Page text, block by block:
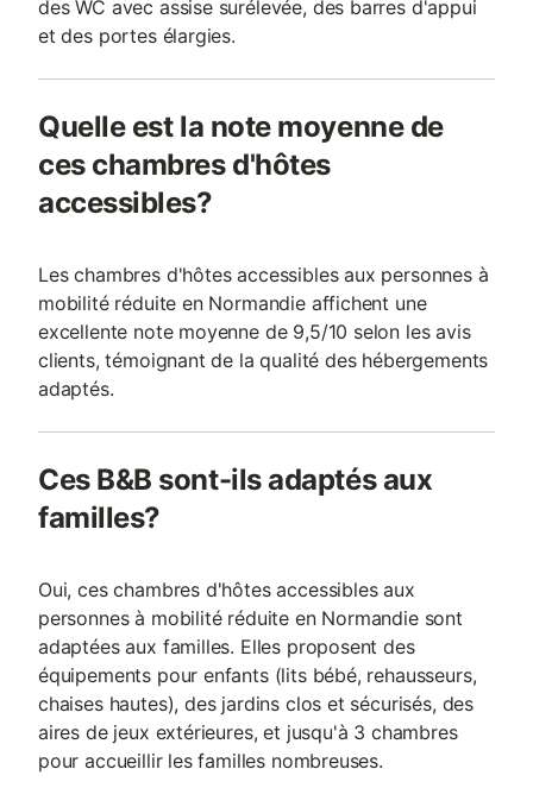
des WC avec assise surélevée, des barres d'appui
et des portes élargies.
Quelle est la note moyenne de
ces chambres d'hôtes
accessibles?
Les chambres d'hôtes accessibles aux personnes à
mobilité réduite en Normandie affichent une
excellente note moyenne de 9,5/10 selon les avis
clients, témoignant de la qualité des hébergements
adaptés.
Ces B&B sont-ils adaptés aux
familles?
Oui, ces chambres d'hôtes accessibles aux
personnes à mobilité réduite en Normandie sont
adaptées aux familles. Elles proposent des
équipements pour enfants (lits bébé, rehausseurs,
chaises hautes), des jardins clos et sécurisés, des
aires de jeux extérieures, et jusqu'à 3 chambres
pour accueillir les familles nombreuses.